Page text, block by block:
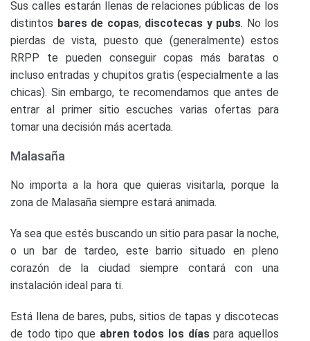
Sus calles estarán llenas de relaciones públicas de los
distintos bares de copas, discotecas y pubs. No los
pierdas de vista, puesto que (generalmente) estos
RRPP te pueden conseguir copas más baratas o
incluso entradas y chupitos gratis (especialmente a las
chicas). Sin embargo, te recomendamos que antes de
entrar al primer sitio escuches varias ofertas para
tomar una decisión más acertada.
Malasaña
No importa a la hora que quieras visitarla, porque la
zona de Malasaña siempre estará animada.
Ya sea que estés buscando un sitio para pasar la noche,
o un bar de tardeo, este barrio situado en pleno
corazón de la ciudad siempre contará con una
instalación ideal para ti.
Está llena de bares, pubs, sitios de tapas y discotecas
de todo tipo que abren todos los díaspara aquellos